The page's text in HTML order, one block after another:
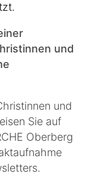
und
und
Sie auf
Oberberg